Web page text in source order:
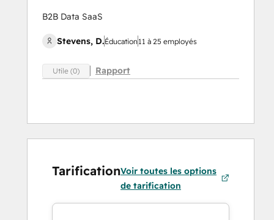
B2B Data SaaS
Stevens, D.Éducation 11 à 25 employés
Utile (0) Rapport
TarificationVoir toutes les options
de tarification